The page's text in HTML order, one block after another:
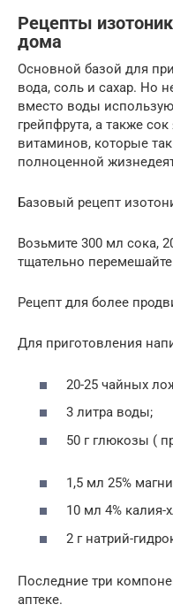
Рецепты
дома
Основной базой для
вода, соль и сахар. Но
вместо воды
грейпфрута, а также
витаминов, которые
полноценной
Базовый рецепт
Возьмите 300 мл сока,
тщательно
Рецепт для более
Для приготовления
20-25 чайных
3 литра воды;
50 г глюкозы (
1,5 мл 25%
10 мл 4% калия-
2 г натрий-
Последние три
аптеке.